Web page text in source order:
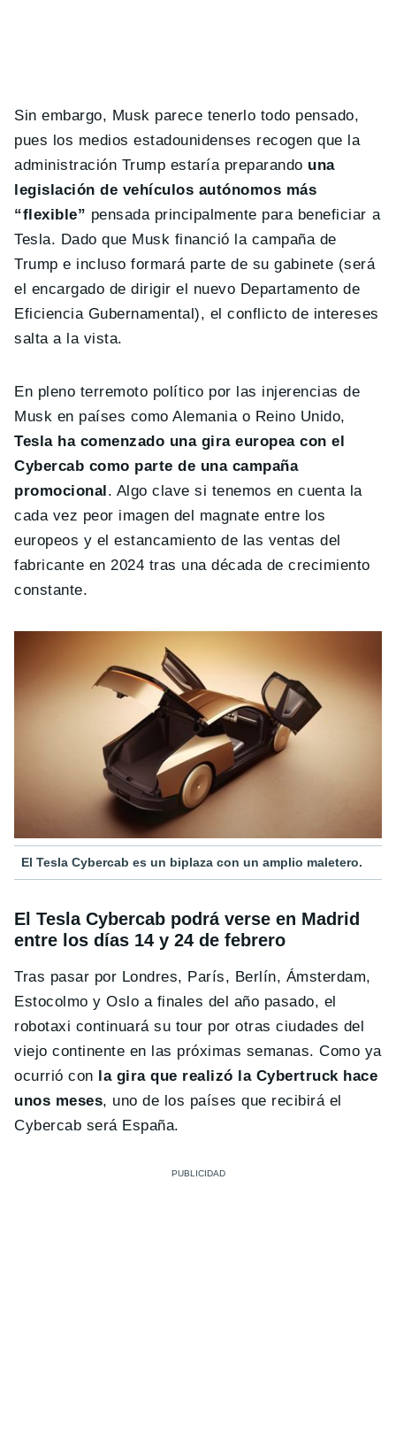
Sin embargo, Musk parece tenerlo todo pensado,
pues los medios estadounidenses recogen que la
administración Trump estaría preparando una
legislación de vehículos autónomos más
“flexible” pensada principalmente para beneficiar a
Tesla. Dado que Musk financió la campaña de
Trump e incluso formará parte de su gabinete (será
el encargado de dirigir el nuevo Departamento de
Eficiencia Gubernamental), el conflicto de intereses
salta a la vista.
En pleno terremoto político por las injerencias de
Musk en países como Alemania o Reino Unido,
Tesla ha comenzado una gira europea con el
Cybercab como parte de una campaña
promocional . Algo clave si tenemos en cuenta la
cada vez peor imagen del magnate entre los
europeos y el estancamiento de las ventas del
fabricante en 2024 tras una década de crecimiento
constante.
El Tesla Cybercab es un biplaza con un amplio maletero.
El Tesla Cybercab podrá verse en Madrid
entre los días 14 y 24 de febrero
Tras pasar por Londres, París, Berlín, Ámsterdam,
Estocolmo y Oslo a finales del año pasado, el
robotaxi continuará su tour por otras ciudades del
viejo continente en las próximas semanas. Como ya
ocurrió con la gira que realizó la Cybertruck hace
unos meses, uno de los países que recibirá el
Cybercab será España.